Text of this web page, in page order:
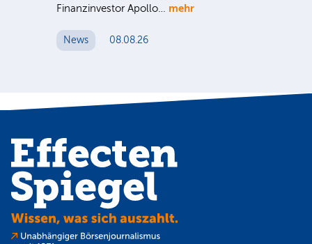
Finanzinvestor Apollo… mehr
News 08.08.26